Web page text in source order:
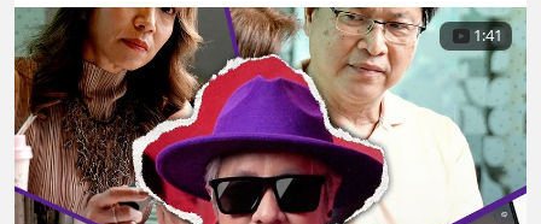
1:41